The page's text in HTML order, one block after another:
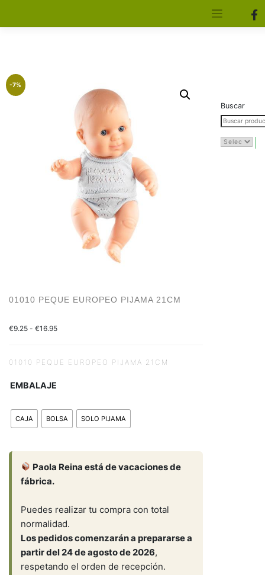
-7%
01010 PEQUE EUROPEO PIJAMA 21CM
€9.25 - €16.95
01010 PEQUE EUROPEO PIJAMA 21CM
EMBALAJE
CAJA BOLSA SOLO PIJAMA
Paola Reina está de vacaciones de
fábrica.
Puedes realizar tu compra con total
normalidad.
Los pedidos comenzarán a prepararse a
partir del 24 de agosto de 2026,
respetando el orden de recepción.
Buscar